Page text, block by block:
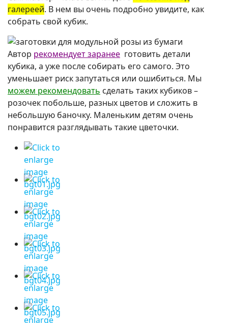
галереей. В нем вы очень подробно увидите, как
собрать свой кубик.
Автор рекомендует заранее готовить детали
кубика, а уже после собирать его самого. Это
уменьшает риск запутаться или ошибиться. Мы
можем рекомендовать сделать таких кубиков –
розочек побольше, разных цветов и сложить в
небольшую баночку. Маленьким детям очень
понравится разглядывать такие цветочки.